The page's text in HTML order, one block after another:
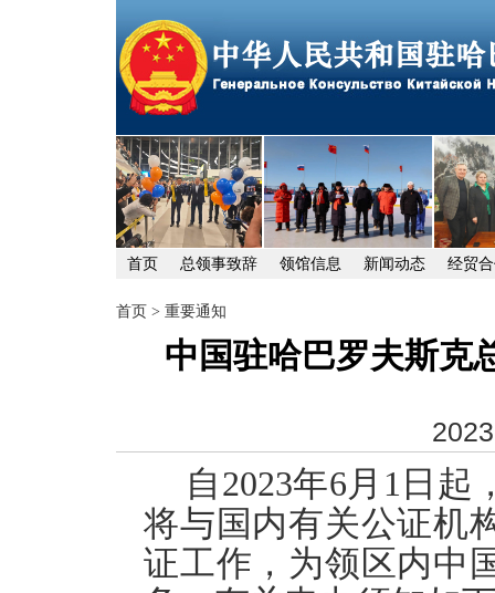
首页 总领事致辞 领馆信息 新闻动态 经贸
首页 > 重要通知
中国驻哈巴罗夫斯克
自2023年6月 1 日起
将与国内有关公证机
证工作，为领区内中